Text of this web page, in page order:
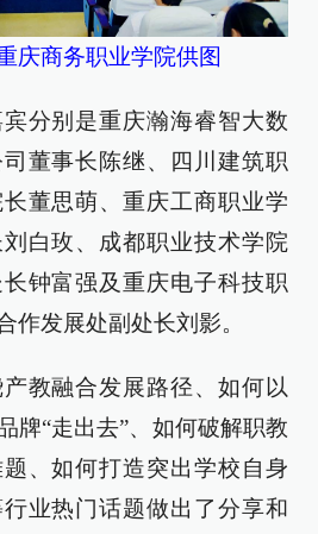
庆商务职业学院供图
分别是重庆瀚海睿智大数
董事长陈继、四川建筑职
董思萌、重庆工商职业学
白玫、成都职业技术学院
钟富强及重庆电子科技职
作发展处副处长刘影。
教融合发展路径、如何以
牌“走出去”、如何破解职教
、如何打造突出学校自身
业热门话题做出了分享和